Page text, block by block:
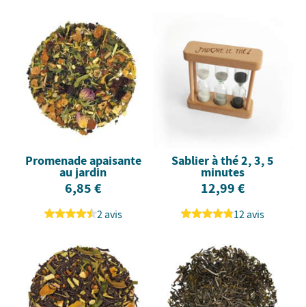
Promenade apaisante
au jardin
6,85 €
2 avis
Sablier à thé 2, 3, 5
minutes
12,99 €
12 avis